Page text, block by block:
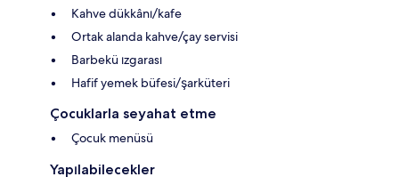
Kahve dükkânı/kafe
Ortak alanda kahve/çay servisi
Barbekü ızgarası
Hafif yemek büfesi/şarküteri
Çocuklarla seyahat etme
Çocuk menüsü
Yapılabilecekler